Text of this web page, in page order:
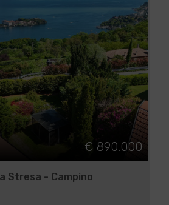
€ 890.000
Stresa - Campino